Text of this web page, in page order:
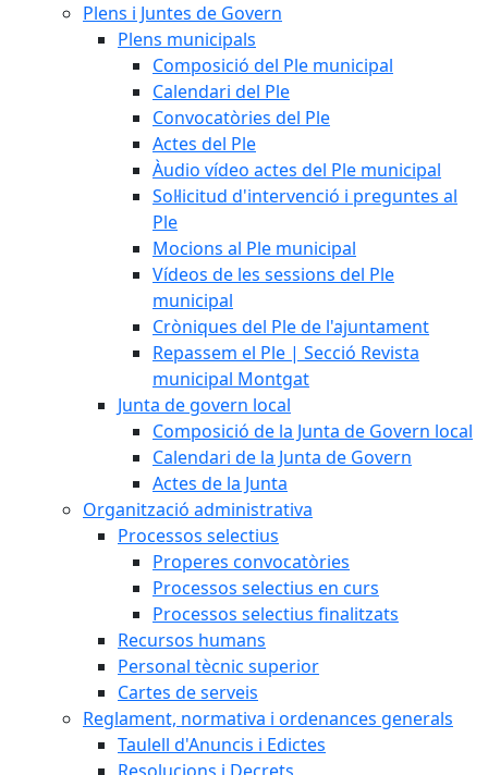
Plens i Juntes de Govern
Plens municipals
Composició del Ple municipal
Calendari del Ple
Convocatòries del Ple
Actes del Ple
Àudio vídeo actes del Ple municipal
Sol·licitud d'intervenció i preguntes al
Ple
Mocions al Ple municipal
Vídeos de les sessions del Ple
municipal
Cròniques del Ple de l'ajuntament
Repassem el Ple | Secció Revista
municipal Montgat
Junta de govern local
Composició de la Junta de Govern local
Calendari de la Junta de Govern
Actes de la Junta
Organització administrativa
Processos selectius
Properes convocatòries
Processos selectius en curs
Processos selectius finalitzats
Recursos humans
Personal tècnic superior
Cartes de serveis
Reglament, normativa i ordenances generals
Taulell d'Anuncis i Edictes